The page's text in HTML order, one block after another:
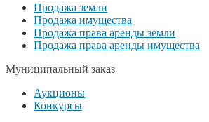
Продажа земли
Продажа имущества
Продажа права аренды земли
Продажа права аренды имущества
Муниципальный заказ
Аукционы
Конкурсы